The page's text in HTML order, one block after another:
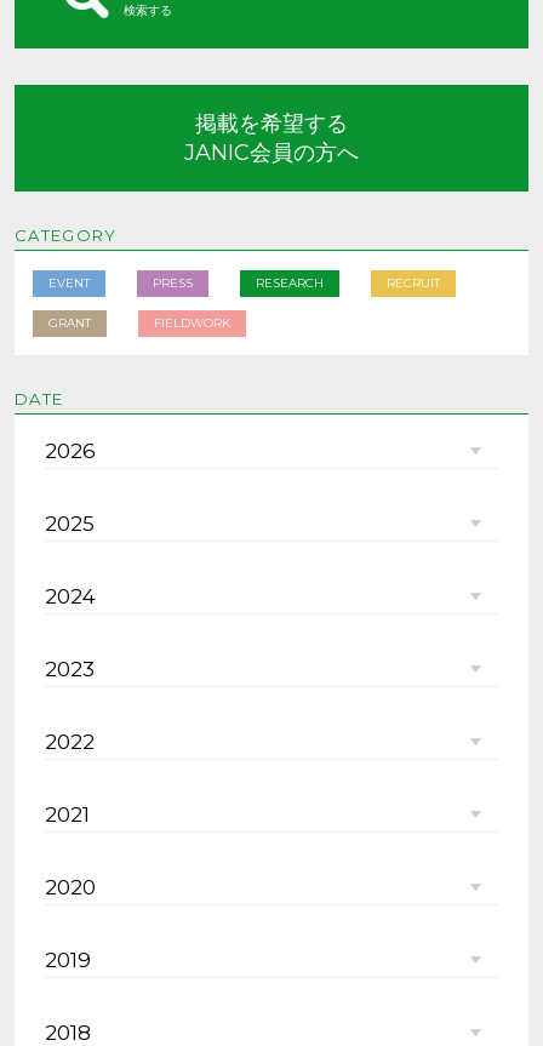
検索する
掲載を希望する
JANIC会員の方へ
CATEGORY
EVENT PRESS RESEARCH RECRUIT
GRANT FIELDWORK
DATE
2026
2025
2024
2023
2022
2021
2020
2019
2018